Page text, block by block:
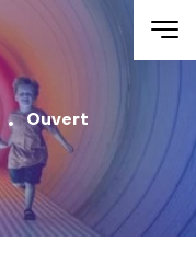
Ouvert